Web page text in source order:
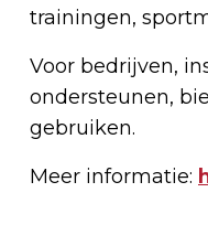
trainingen,
Voor bedrijven,
ondersteunen,
gebruiken.
Meer informatie: